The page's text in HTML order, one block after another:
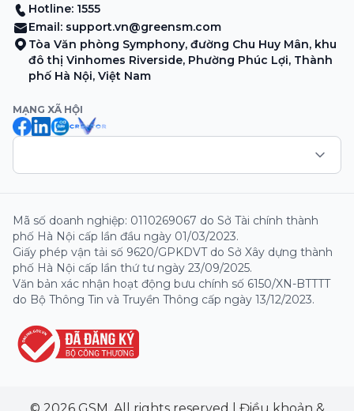
Hotline: 1555
Email: support.vn@greensm.com
Tòa Văn phòng Symphony, đường Chu Huy Mân, khu
đô thị Vinhomes Riverside, Phường Phúc Lợi, Thành
phố Hà Nội, Việt Nam
MẠNG XÃ HỘI
Mã số doanh nghiệp: 0110269067 do Sở Tài chính thành
phố Hà Nội cấp lần đầu ngày 01/03/2023.
Giấy phép vận tải số 9620/GPKDVT do Sở Xây dựng thành
phố Hà Nội cấp lần thứ tư ngày 23/09/2025.
Văn bản xác nhận hoạt động bưu chính số 6150/XN-BTTTT
do Bộ Thông Tin và Truyền Thông cấp ngày 13/12/2023.